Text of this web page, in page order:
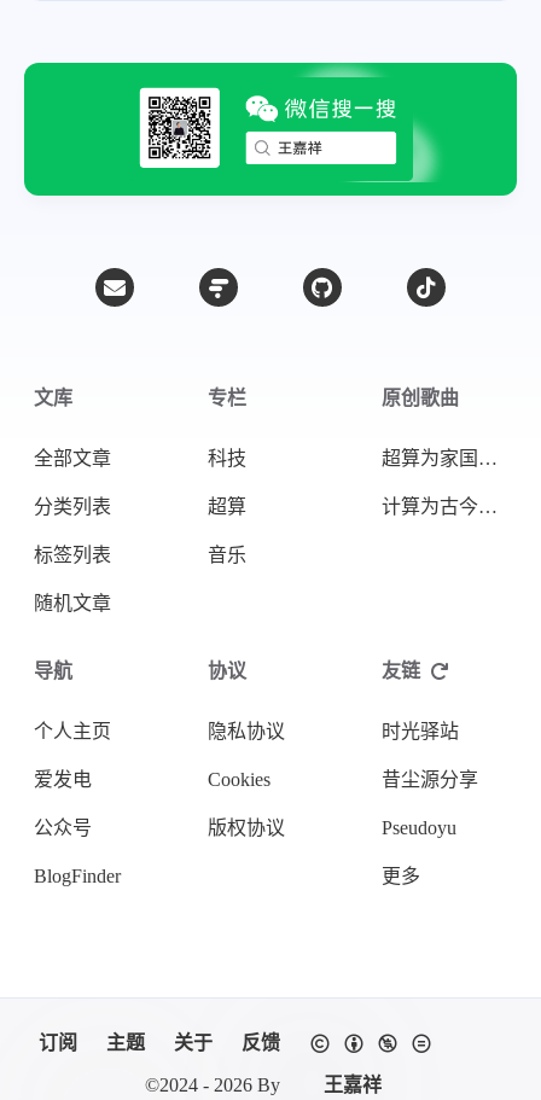
文库
全部文章
分类列表
标签列表
随机文章
专栏
科技
超算
音乐
原创歌曲
超算为家国天下
计算为古今未来
导航
个人主页
爱发电
公众号
BlogFinder
协议
隐私协议
Cookies
版权协议
友链
时光驿站
昔尘源分享
Pseudoyu
更多
©2024 - 2026 By 王嘉祥
订阅 主题 关于 反馈